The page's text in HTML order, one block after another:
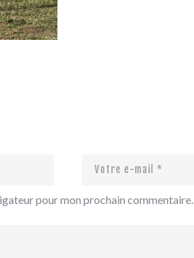
pour mon prochain commentaire.